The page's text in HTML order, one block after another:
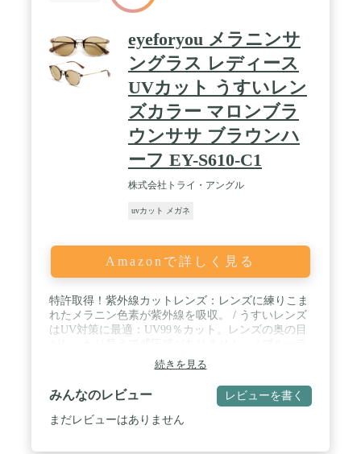
eyeforyou メラニンサ
ングラス レディース
UVカット うすいレン
ズカラー マロンブラ
ウンササ ブラウンハ
ーフ EY-S610-C1
株式会社トライ・アングル
uvカット メガネ
Amazonで詳しく見る
特許取得！紫外線カットレンズ：レンズに練りこま
れたメラニン色素が紫外線を吸収。 / うすいレンズ
はUV対策に最適：UV99％カット。レンズの奥の目
イトカットで見る物がくっきり：散乱しやすいブル
ーライトをカットすることで視界がより鮮明に。 /
顔を広くカバーできるボストンシェイプはまぶしさ
と紫外線ケアに最適
続きを見る
みんなのレビュー レビューを書く
まだレビューはありません